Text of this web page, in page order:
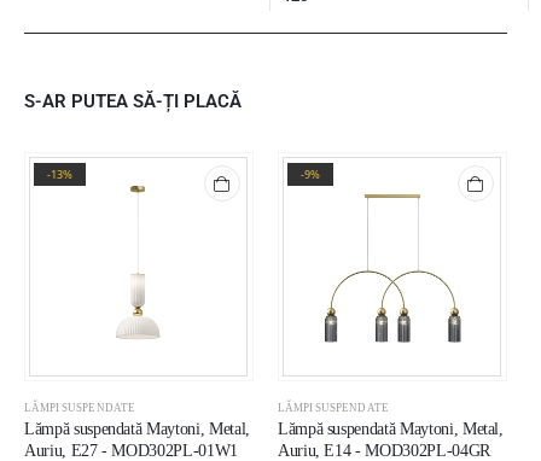
S-AR PUTEA SĂ-ȚI PLACĂ
-13%
LĂMPI SUSPENDATE
Lămpă suspendată Maytoni, Metal,
Auriu, E27 - MOD302PL-01W1
-9%
LĂMPI SUSPENDATE
Lămpă suspendată Maytoni, Metal,
Auriu, E14 - MOD302PL-04GR